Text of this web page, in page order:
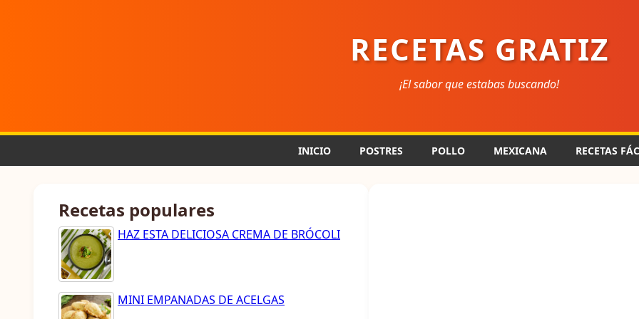
RECETAS GRATIZ
¡El sabor que estabas buscando!
INICIO POSTRES POLLO MEXICANA RECETAS
Recetas populares
HAZ ESTA DELICIOSA CREMA DE BRÓCOLI
MINI EMPANADAS DE ACELGAS